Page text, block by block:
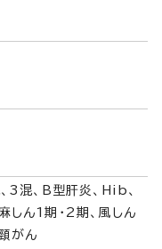
3混、B型肝炎、Hib、
しん1期・2期、風しん
がん